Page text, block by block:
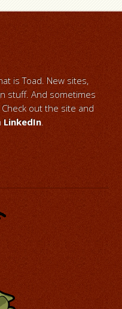
is Toad. New sites,
stuff. And sometimes
out the site and
LinkedIn.